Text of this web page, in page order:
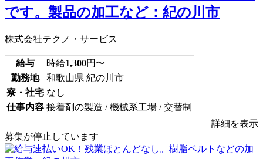
です。製品の加工など：紀の川市
株式会社テクノ・サービス
給与 時給1,300円〜
勤務地
和歌山県 紀の川市
寮・社宅 なし
仕事内容 接着剤の製造 / 機械系工場 / 交替制
詳細を表示
募集が停止しています